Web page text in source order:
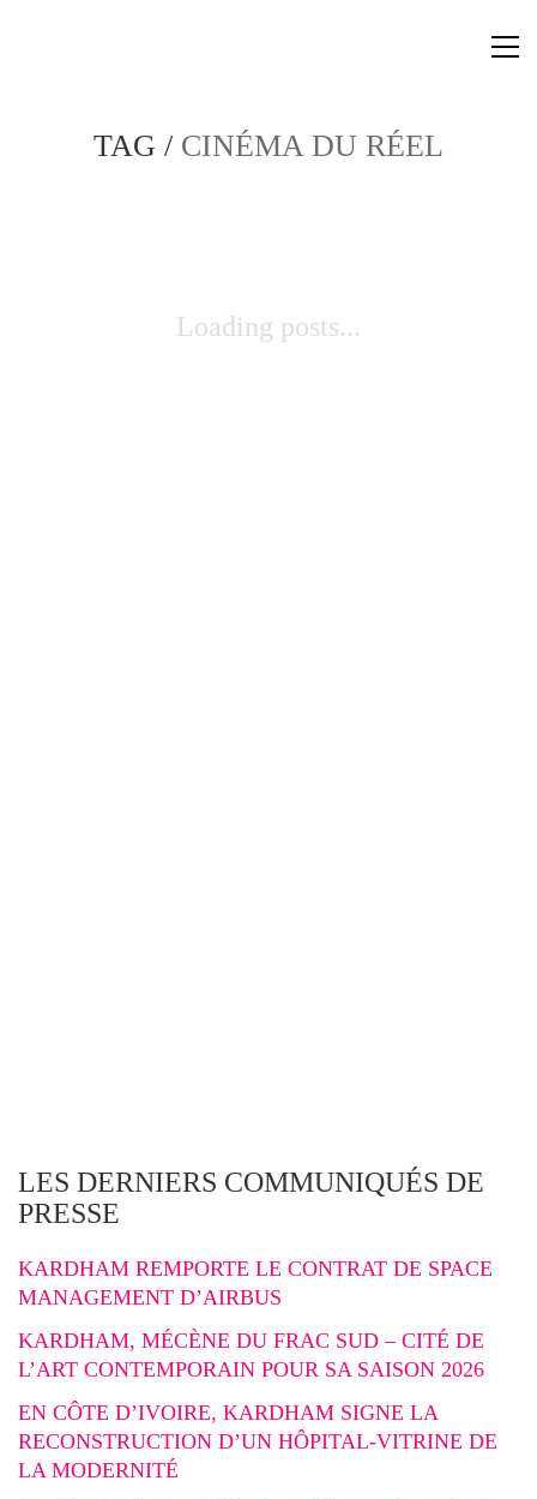
TAG / CINÉMA DU RÉEL
Loading posts...
LES DERNIERS COMMUNIQUÉS DE
PRESSE
KARDHAM REMPORTE LE CONTRAT DE SPACE
MANAGEMENT D’AIRBUS
KARDHAM, MÉCÈNE DU FRAC SUD – CITÉ DE
L’ART CONTEMPORAIN POUR SA SAISON 2026
EN CÔTE D’IVOIRE, KARDHAM SIGNE LA
RECONSTRUCTION D’UN HÔPITAL-VITRINE DE
LA MODERNITÉ